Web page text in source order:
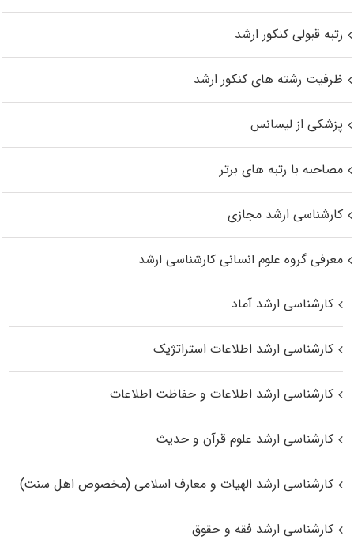
رتبه قبولی کنکور ارشد
ظرفیت رشته های کنکور ارشد
پزشکی از لیسانس
مصاحبه با رتبه های برتر
کارشناسی ارشد مجازی
معرفی گروه علوم انسانی کارشناسی ارشد
کارشناسی ارشد آماد
کارشناسی ارشد اطلاعات استراتژیک
کارشناسی ارشد اطلاعات و حفاظت اطلاعات
کارشناسی ارشد علوم قرآن و حدیث
کارشناسی ارشد الهیات و معارف اسلامی (مخصوص اهل سنت)
کارشناسی ارشد فقه و حقوق